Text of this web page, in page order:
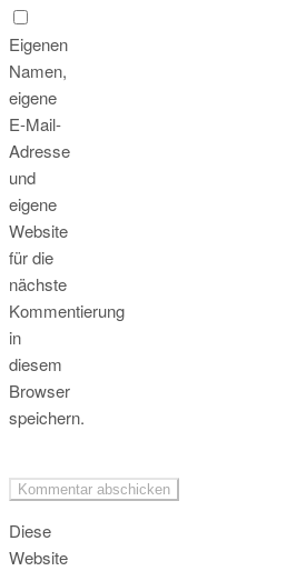
Eigenen
Namen,
eigene
E-Mail-
Adresse
und
eigene
Website
für die
nächste
Kommentierung
in
diesem
Browser
speichern.
Diese
Website